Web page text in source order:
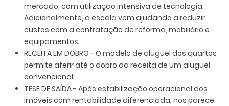
mercado, com utilização intensiva de tecnologia.
Adicionalmente, a escala vem ajudando a reduzir
custos com a contratação de reforma, mobiliário e
equipamentos;
RECEITA EM DOBRO - O modelo de aluguel dos quartos
permite aferir até o dobro da receita de um aluguel
convencional;
TESE DE SAÍDA - Após estabilização operacional dos
imóveis com rentabilidade diferenciada, nos parece